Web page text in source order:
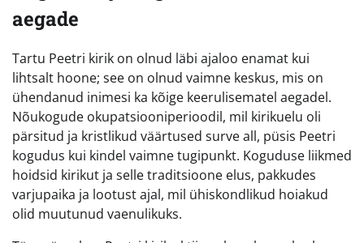
aegade
Tartu Peetri kirik on olnud läbi ajaloo enamat kui
lihtsalt hoone; see on olnud vaimne keskus, mis on
ühendanud inimesi ka kõige keerulisematel aegadel.
Nõukogude okupatsiooniperioodil, mil kirikuelu oli
pärsitud ja kristlikud väärtused surve all, püsis Peetri
kogudus kui kindel vaimne tugipunkt. Koguduse liikmed
hoidsid kirikut ja selle traditsioone elus, pakkudes
varjupaika ja lootust ajal, mil ühiskondlikud hoiakud
olid muutunud vaenulikuks.